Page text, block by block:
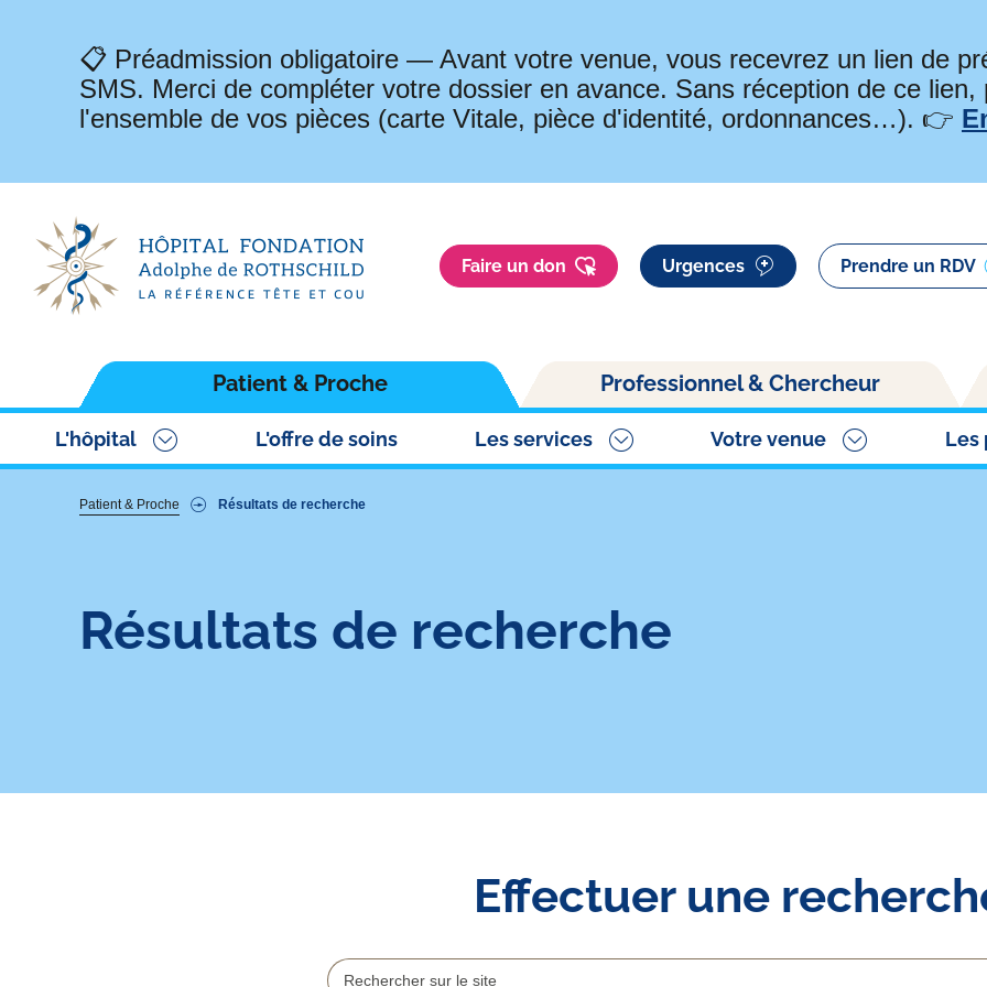
📋 Préadmission obligatoire — Avant votre venue, vous recevrez un lien de
SMS. Merci de compléter votre dossier en avance. Sans réception de ce
l'ensemble de vos pièces (carte Vitale, pièce d'identité, ordonnances…). 👉
Faire un don Urgences Prendre un RDV
Patient & Proche
L'hôpital L'offre de soins Les services Votre venue Les
Professionnel & Chercheur
Fil
Patient & Proche Résultats de recherche
Résultats de recherche
Effectuer une